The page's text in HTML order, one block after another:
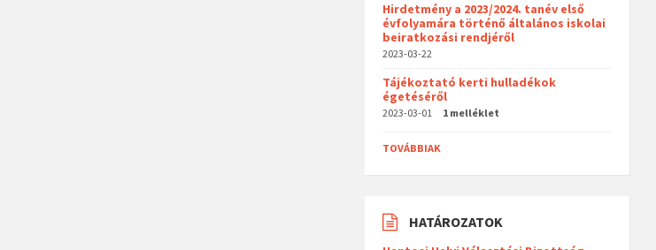
Hirdetmény a 2023/2024. tanév első
évfolyamára történő általános iskolai
beiratkozási rendjéről
2023-03-22
Tájékoztató kerti hulladékok
égetéséről
2023-03-01 1 melléklet
TOVÁBBIAK
HATÁROZATOK